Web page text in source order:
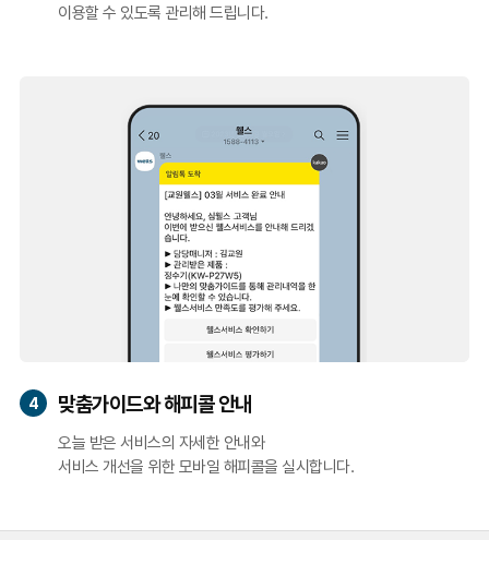
이용할 수 있도록 관리해 드립니다.
4 맞춤가이드와 해피콜 안내
오늘 받은 서비스의 자세한 안내와
서비스 개선을 위한 모바일 해피콜을 실시합니다.